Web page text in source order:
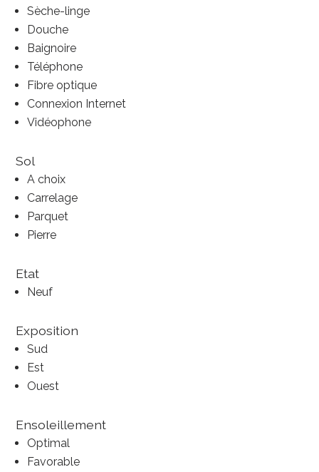
Sèche-linge
Douche
Baignoire
Téléphone
Fibre optique
Connexion Internet
Vidéophone
Sol
A choix
Carrelage
Parquet
Pierre
Etat
Neuf
Exposition
Sud
Est
Ouest
Ensoleillement
Optimal
Favorable